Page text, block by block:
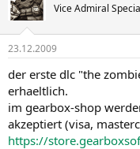
Vice Admiral
23.12.2009
der erste dlc "the
erhaeltlich.
im gearbox-shop
akzeptiert (visa,
https://